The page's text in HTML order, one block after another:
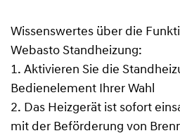
Wissenswertes über die
Webasto Standheizung:
1. Aktivieren Sie die
Bedienelement Ihrer Wahl
2. Das Heizgerät ist sofort
mit der Beförderung von